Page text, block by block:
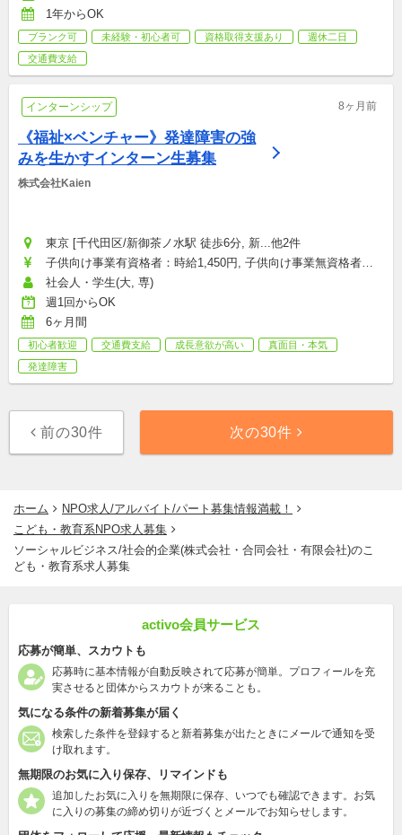
1年からOK
ブランク可 未経験・初心者可 資格取得支援あり
週休二日
交通費支給
インターンシップ 8ヶ月前
《福祉×ベンチャー》発達障害の強
みを生かすインターン生募集
株式会社Kaien
東京 [千代田区/新御茶ノ水駅 徒歩6分, 新...他2件
子供向け事業有資格者：時給1,450円, 子供向け事業無資格者・
大人向け事業：時給1,250円
社会人・学生(大, 専)
週1回からOK
6ヶ月間
初心者歓迎 交通費支給 成長意欲が高い
真面目・本気
発達障害
前の30件 次の30件
ホーム
NPO求人/アルバイト/パート募集情報満載！
こども・教育系NPO求人募集
ソーシャルビジネス/社会的企業(株式会社・合同会社・有限会社)のこ
ども・教育系求人募集
activo会員サービス
応募が簡単、スカウトも
応募時に基本情報が自動反映されて応募が簡単。プロフィールを充
実させると団体からスカウトが来ることも。
気になる条件の新着募集が届く
検索した条件を登録すると新着募集が出たときにメールで通知を受
け取れます。
無期限のお気に入り保存、リマインドも
追加したお気に入りを無期限に保存、いつでも確認できます。お気
に入りの募集の締め切りが近づくとメールでお知らせします。